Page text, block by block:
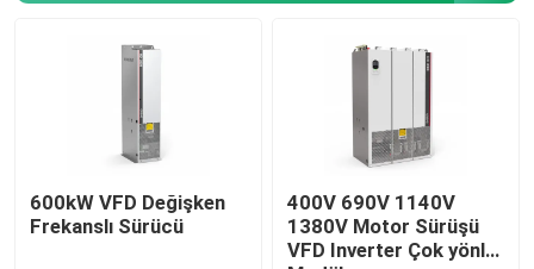
600kW VFD Değişken
Frekanslı Sürücü
400V 690V 1140V
1380V Motor Sürüşü
VFD Inverter Çok yönlü